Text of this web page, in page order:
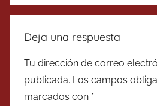
Deja una respuesta
Tu dirección de correo
publicada. Los campos
marcados con *